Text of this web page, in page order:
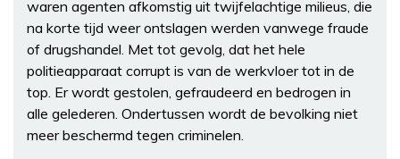
waren agenten afkomstig uit twijfelachtige milieus, die
na korte tijd weer ontslagen werden vanwege fraude
of drugshandel. Met tot gevolg, dat het hele
politieapparaat corrupt is van de werkvloer tot in de
top. Er wordt gestolen, gefraudeerd en bedrogen in
alle gelederen. Ondertussen wordt de bevolking niet
meer beschermd tegen criminelen.